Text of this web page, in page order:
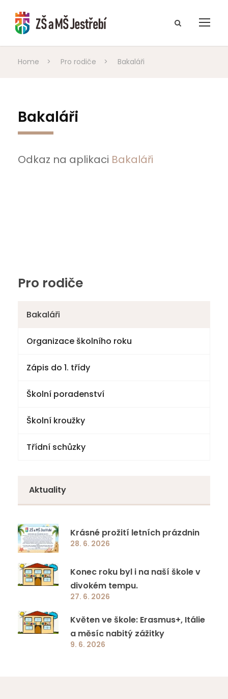
Home > Pro rodiče > Bakaláři
Bakaláři
Odkaz na aplikaci Bakaláři
Pro rodiče
Bakaláři
Organizace školního roku
Zápis do 1. třídy
Školní poradenství
Školní kroužky
Třídní schůzky
Aktuality
Krásné prožití letních prázdnin
28. 6. 2026
Konec roku byl i na naší škole v
divokém tempu.
27. 6. 2026
Květen ve škole: Erasmus+, Itálie
a měsíc nabitý zážitky
9. 6. 2026